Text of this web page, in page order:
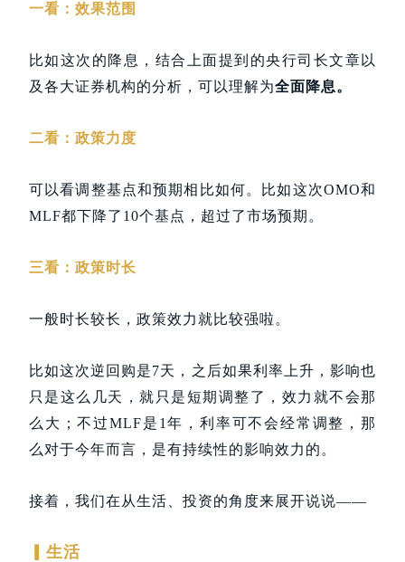
一看：效果范围
比如这次的降息，结合上面提到的央行司长文章以
及各大证券机构的分析，可以理解为全面降息。
二看：政策力度
可以看调整基点和预期相比如何。比如这次OMO和
MLF都下降了10个基点，超过了市场预期。
三看：政策时长
一般时长较长，政策效力就比较强啦。
比如这次逆回购是7天，之后如果利率上升，影响也
只是这么几天，就只是短期调整了，效力就不会那
么大； 不过MLF是1年，利率可不会经常调整，那
么对于今年而言，是有持续性的影响效力的。
接着，我们在从生活、投资的角度来展开说说——
生活